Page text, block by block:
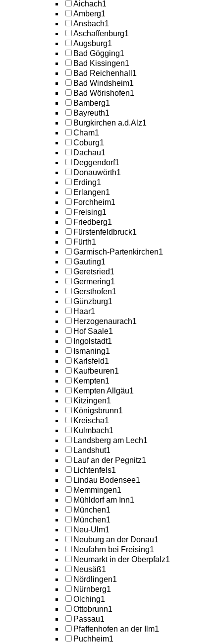
Aichach1
Amberg1
Ansbach1
Aschaffenburg1
Augsburg1
Bad Gögging1
Bad Kissingen1
Bad Reichenhall 1
Bad Windsheim1
Bad Wörishofen1
Bamberg1
Bayreuth1
Burgkirchen a.d.Alz1
Cham1
Coburg1
Dachau1
Deggendorf1
Donauwörth1
Erding1
Erlangen1
Forchheim1
Freising1
Friedberg1
Fürstenfeldbruck1
Fürth1
Garmisch-Partenkirchen1
Gauting1
Geretsried1
Germering1
Gersthofen1
Günzburg1
Haar1
Herzogenaurach1
Hof Saale1
Ingolstadt1
Ismaning1
Karlsfeld1
Kaufbeuren1
Kempten1
Kempten Allgäu1
Kitzingen1
Königsbrunn1
Kreischa1
Kulmbach1
Landsberg am Lech1
Landshut1
Lauf an der Pegnitz1
Lichtenfels1
Lindau Bodensee1
Memmingen1
Mühldorf am Inn1
München1
München1
Neu-Ulm1
Neuburg an der Donau1
Neufahrn bei Freising1
Neumarkt in der Oberpfalz1
Neusäß1
Nördlingen1
Nürnberg1
Olching1
Ottobrunn1
Passau1
Pfaffenhofen an der Ilm1
Puchheim1